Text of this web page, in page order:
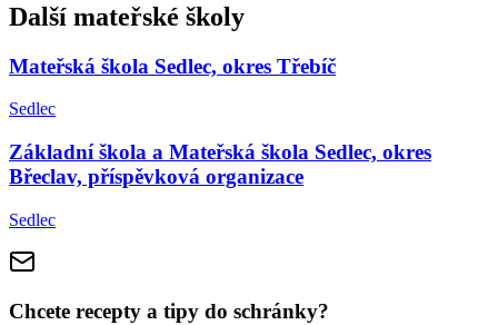
Další mateřské školy
Mateřská škola Sedlec, okres Třebíč
Sedlec
Základní škola a Mateřská škola Sedlec, okres
Břeclav, příspěvková organizace
Sedlec
Chcete recepty a tipy do schránky?